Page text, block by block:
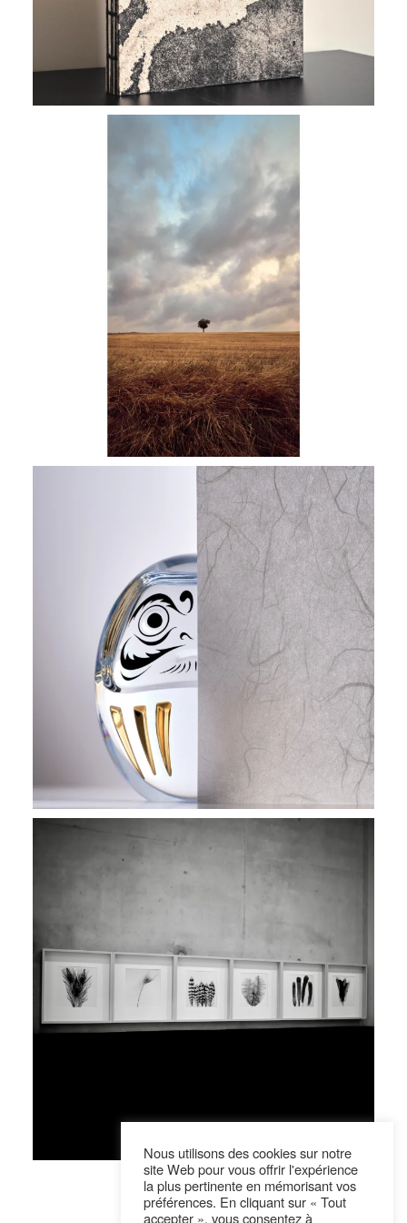
Suivre sur Instagram
Nous utilisons des cookies sur notre
site Web pour vous offrir l'expérience
la plus pertinente en mémorisant vos
préférences. En cliquant sur « Tout
accepter », vous consentez à